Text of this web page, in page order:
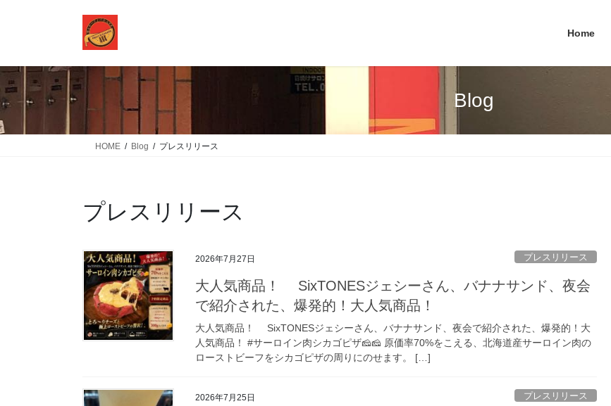
ツ
に
移
動
シ
ョ
ン
に
Home
Blog
HOME Blog プレスリリース
プレスリリース
2026年7月27日 プレスリリース
大人気商品！ SixTONESジェシーさん、バナナサンド、夜会
で紹介された、爆発的！大人気商品！
大人気商品！ SixTONESジェシーさん、バナナサンド、夜会で紹介された、爆発的！大
人気商品！ #サーロイン肉シカゴピザ🧀🧀 原価率70%をこえる、北海道産サーロイン肉の
ローストビーフをシカゴピザの周りにのせます。 […]
2026年7月25日 プレスリリース